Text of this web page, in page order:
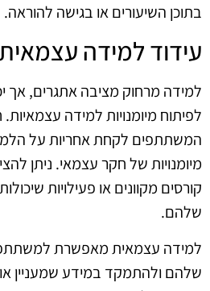
בתוכן השיעורים או בגישה להוראה.
עידוד למידה
למידה מרחוק מציבה אתגרים, אך
לפיתוח מיומנויות למידה
המשתתפים לקחת אחריות על
מיומנויות של חקר עצמאי. ניתן
קורסים מקוונים או פעילויות
שלהם.
למידה עצמאית מאפשרת
שלהם ולהתמקד במידע שמעניין